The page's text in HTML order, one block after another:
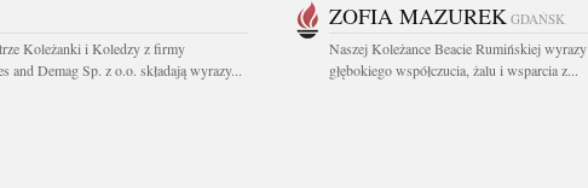
Koleżanki i Koledzy z firmy
and Demag Sp. z o.o. składają wyrazy...
ZOFIA MAZUREK GDAŃSK
Naszej Koleżance Beacie Rumińskiej wyrazy
głębokiego współczucia, żalu i wsparcia z...